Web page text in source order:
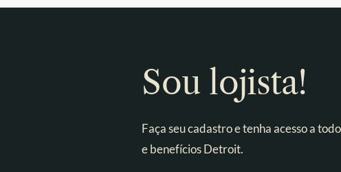
Sou lojista!
Faça seu cadastro e tenha acesso a
e benefícios Detroit.